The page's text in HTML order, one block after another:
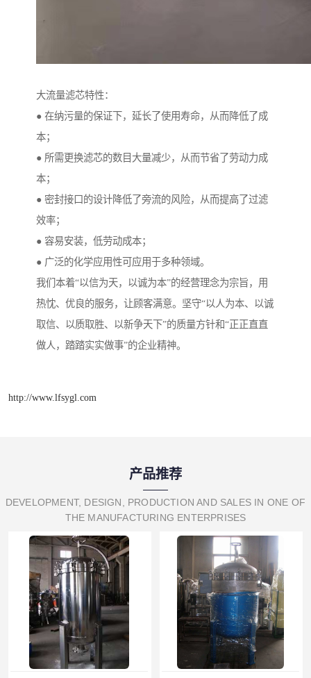
大流量滤芯特性：
● 在纳污量的保证下，延长了使用寿命，从而降低了成
本；
● 所需更换滤芯的数目大量减少，从而节省了劳动力成
本；
● 密封接口的设计降低了旁流的风险，从而提高了过滤
效率；
● 容易安装，低劳动成本；
● 广泛的化学应用性可应用于多种领域。
我们本着“以信为天，以诚为本”的经营理念为宗旨，用
热忱、优良的服务，让顾客满意。坚守“以人为本、以诚
取信、以质取胜、以新争天下”的质量方针和“正正直直
做人，踏踏实实做事”的企业精神。
http://www.lfsygl.com
产品推荐
DEVELOPMENT, DESIGN, PRODUCTION AND SALES IN ONE OF
THE MANUFACTURING ENTERPRISES